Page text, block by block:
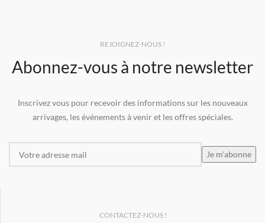
REJOIGNEZ-NOUS !
Abonnez-vous à notre newsletter
Inscrivez vous pour recevoir des informations sur les nouveaux
arrivages, les événements à venir et les offres spéciales.
CONTACTEZ-NOUS !